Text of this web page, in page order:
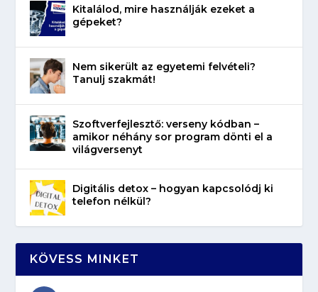
Kitalálod, mire használják ezeket a
gépeket?
Nem sikerült az egyetemi felvételi?
Tanulj szakmát!
Szoftverfejlesztő: verseny kódban –
amikor néhány sor program dönti el a
világversenyt
Digitális detox – hogyan kapcsolódj ki
telefon nélkül?
KÖVESS MINKET